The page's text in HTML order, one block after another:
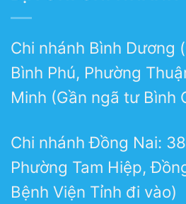
Chi nhánh Bình Dương
Bình Phú, Phường
Minh (Gần ngã tư Bình
Chi nhánh Đồng Nai:
Phường Tam Hiệp,
Bệnh Viện Tỉnh đi vào)